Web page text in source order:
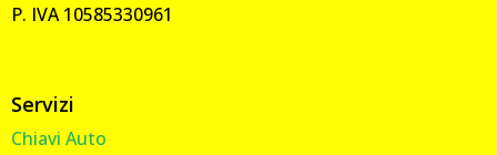
P. IVA 10585330961
Servizi
Chiavi Auto